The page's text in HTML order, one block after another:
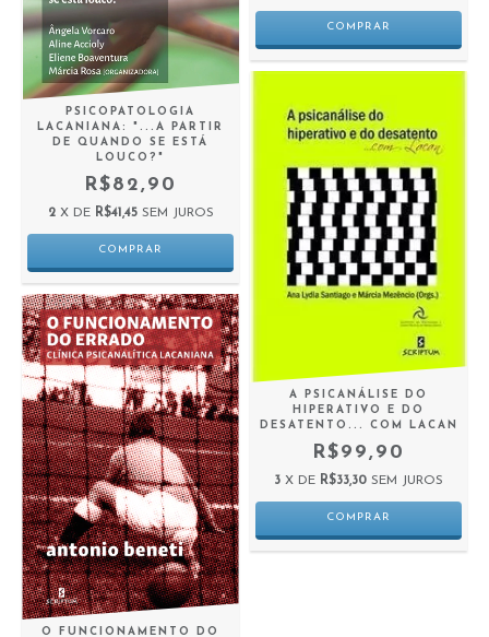
PSICOPATOLOGIA
LACANIANA: "...A PARTIR
DE QUANDO SE ESTÁ
LOUCO?"
R$82,90
2 X DE R$41,45 SEM JUROS
O FUNCIONAMENTO DO
A PSICANÁLISE DO
HIPERATIVO E DO
DESATENTO... COM LACAN
R$99,90
3 X DE R$33,30 SEM JUROS